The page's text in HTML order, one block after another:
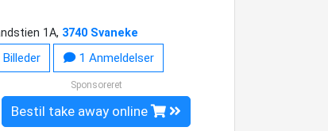
1A, 3740 Svaneke
1 Anmeldelser
Sponsoreret
Bestil take away online